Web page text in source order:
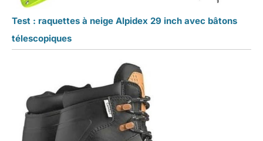
Test : raquettes à neige Alpidex 29 inch avec bâtons
télescopiques